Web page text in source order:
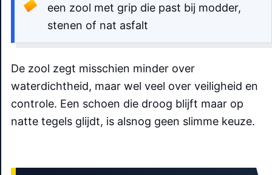
een zool met grip die past bij modder,
stenen of nat asfalt
De zool zegt misschien minder over
waterdichtheid, maar wel veel over veiligheid en
controle. Een schoen die droog blijft maar op
natte tegels glijdt, is alsnog geen slimme keuze.